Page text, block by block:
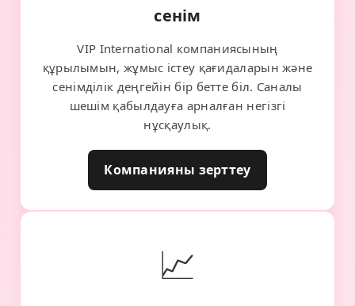
сенім
VIP International компаниясының
құрылымын, жұмыс істеу қағидаларын және
сенімділік деңгейін бір бетте біл. Саналы
шешім қабылдауға арналған негізгі
нұсқаулық.
Компанияны зерттеу
📈